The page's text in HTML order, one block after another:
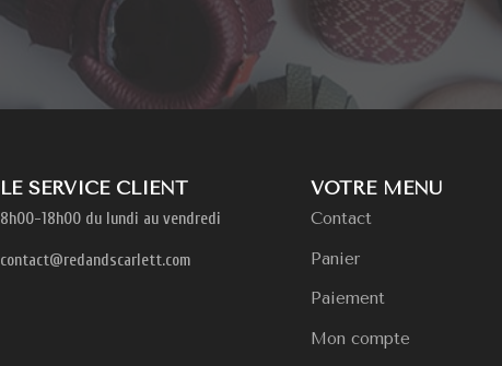
LE SERVICE CLIENT
8h00-18h00 du lundi au vendredi
contact@redandscarlett.com
VOTRE MENU
Contact
Panier
Paiement
Mon compte